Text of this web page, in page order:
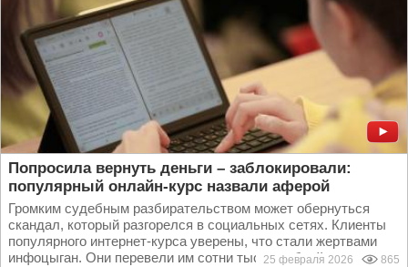
Попросила вернуть деньги – заблокировали:
популярный онлайн-курс назвали аферой
Громким судебным разбирательством может обернуться
скандал, который разгорелся в социальных сетях. Клиенты
популярного интернет-курса уверены, что стали жертвами
инфоцыган. Они перевели им сотни тысяч рублей в...
25 февраля 2026 865